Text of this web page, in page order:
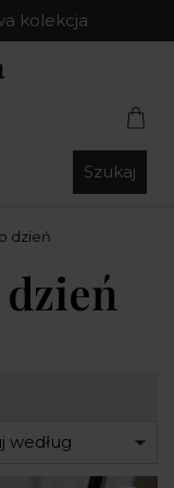
kolekcja
Szukaj
dzień
według